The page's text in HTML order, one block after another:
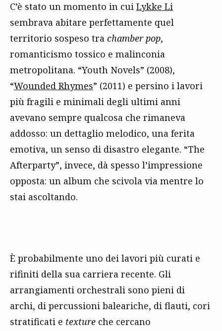
C’è stato un momento in cui Lykke Li
sembrava abitare perfettamente quel
territorio sospeso tra chamber pop,
romanticismo tossico e malinconia
metropolitana. “Youth Novels” (2008),
“Wounded Rhymes” (2011) e persino i lavori
più fragili e minimali degli ultimi anni
avevano sempre qualcosa che rimaneva
addosso: un dettaglio melodico, una ferita
emotiva, un senso di disastro elegante. “The
Afterparty”, invece, dà spesso l’impressione
opposta: un album che scivola via mentre lo
stai ascoltando.
È probabilmente uno dei lavori più curati e
rifiniti della sua carriera recente. Gli
arrangiamenti orchestrali sono pieni di
archi, di percussioni baleariche, di flauti, cori
stratificati e texture che cercano